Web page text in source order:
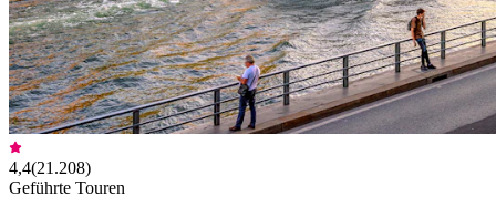
4,4(21.208)
Geführte Touren